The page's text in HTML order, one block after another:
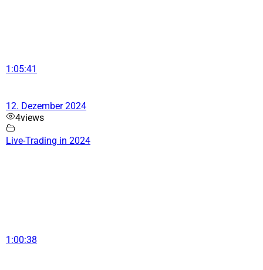
1:05:41
12. Dezember 2024
4views
Live-Trading in 2024
1:00:38